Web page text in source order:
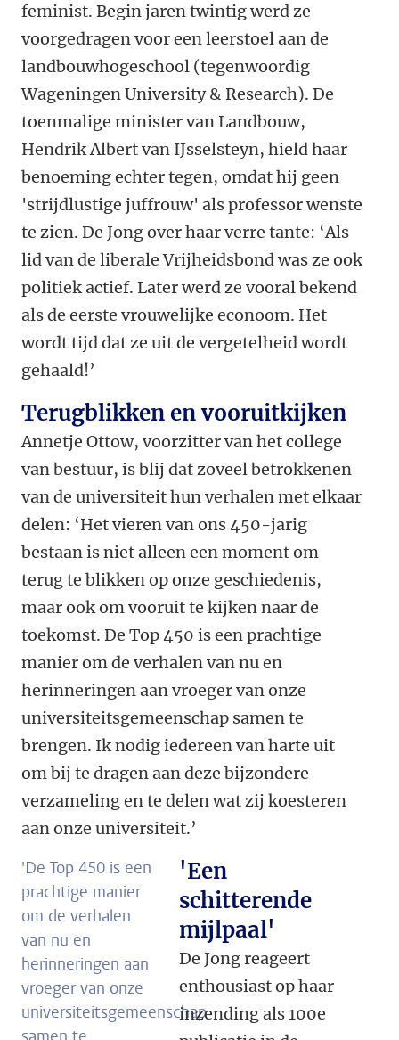
feminist. Begin jaren twintig werd ze
voorgedragen voor een leerstoel aan de
landbouwhogeschool (tegenwoordig
Wageningen University & Research). De
toenmalige minister van Landbouw,
Hendrik Albert van IJsselsteyn, hield haar
benoeming echter tegen, omdat hij geen
'strijdlustige juffrouw' als professor wenste
te zien. De Jong over haar verre tante: ‘Als
lid van de liberale Vrijheidsbond was ze ook
politiek actief. Later werd ze vooral bekend
als de eerste vrouwelijke econoom. Het
wordt tijd dat ze uit de vergetelheid wordt
gehaald!’
Terugblikken en vooruitkijken
Annetje Ottow, voorzitter van het college
van bestuur, is blij dat zoveel betrokkenen
van de universiteit hun verhalen met elkaar
delen: ‘Het vieren van ons 450-jarig
bestaan is niet alleen een moment om
terug te blikken op onze geschiedenis,
maar ook om vooruit te kijken naar de
toekomst. De Top 450 is een prachtige
manier om de verhalen van nu en
herinneringen aan vroeger van onze
universiteitsgemeenschap samen te
brengen. Ik nodig iedereen van harte uit
om bij te dragen aan deze bijzondere
verzameling en te delen wat zij koesteren
aan onze universiteit.’
'De Top 450 is een
prachtige manier
om de verhalen
van nu en
herinneringen aan
vroeger van onze
universiteitsgemeenschap
'Een
schitterende
mijlpaal'
De Jong reageert
enthousiast op haar
inzending als 100e